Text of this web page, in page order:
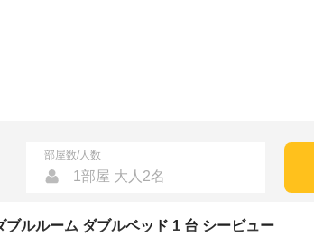
部屋数/人数
1部屋 大人2名
ブルルーム ダブルベッド 1 台 シービュー